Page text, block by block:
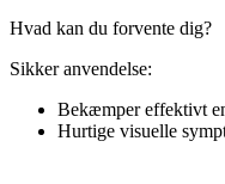
Hvad kan du forvente dig?
Sikker anvendelse:
Bekæmper effektivt
Hurtige visuelle